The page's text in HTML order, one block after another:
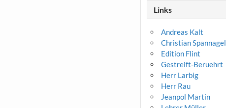
Links
Andreas Kalt
Christian Spannagel
Edition Flint
Gestreift-Beruehrt
Herr Larbig
Herr Rau
Jeanpol Martin